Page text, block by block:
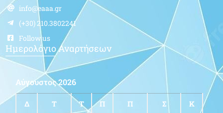
info@eaaa.gr
(+30) 210.3802241
Follow us
Ημερολόγιο Αναρτήσεων
Αύγουστος 2026
Δ Τ Τ Π Π Σ Κ